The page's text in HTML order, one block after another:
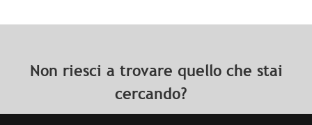
Non riesci a trovare quello che stai
cercando?